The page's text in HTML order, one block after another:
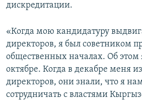
дискредитации.
«Когда мою кандидатуру
директоров, я был советником
общественных началах. Об этом
октябре. Когда в декабре меня
директоров, они знали, что я
сотрудничать с властями